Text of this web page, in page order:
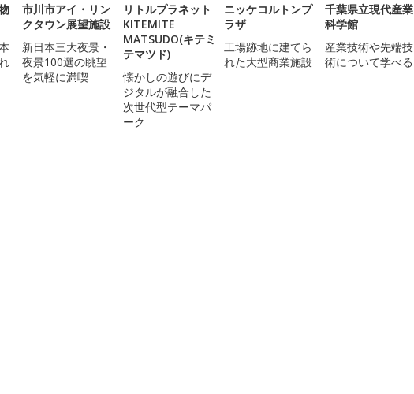
市川市アイ・リン
クタウン展望施設
新日本三大夜景・
夜景100選の眺望
を気軽に満喫
リトルプラネット
KITEMITE
MATSUDO(キテミ
テマツド)
懐かしの遊びにデ
ジタルが融合した
次世代型テーマパ
ーク
ニッケコルトンプ
ラザ
工場跡地に建てら
れた大型商業施設
千葉県立現代産業
科学館
産業技術や先端技
術について学べる